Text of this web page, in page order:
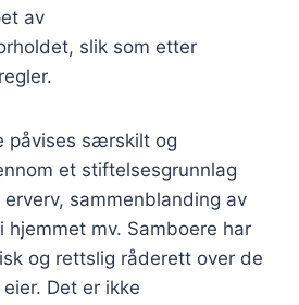
av
slik som etter
påvises særskilt og
et stiftelsesgrunnlag
sammenblanding av
hjemmet mv. Samboere har
og rettslig råderett over de
Det er ikke